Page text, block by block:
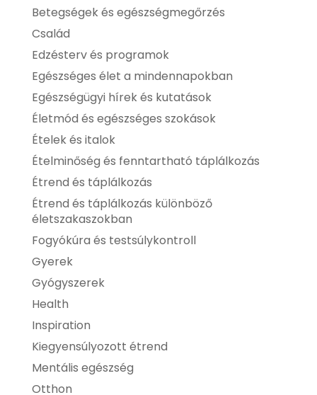
Betegségek és egészségmegőrzés
Család
Edzésterv és programok
Egészséges élet a mindennapokban
Egészségügyi hírek és kutatások
Életmód és egészséges szokások
Ételek és italok
Ételminőség és fenntartható táplálkozás
Étrend és táplálkozás
Étrend és táplálkozás különböző
életszakaszokban
Fogyókúra és testsúlykontroll
Gyerek
Gyógyszerek
Health
Inspiration
Kiegyensúlyozott étrend
Mentális egészség
Otthon